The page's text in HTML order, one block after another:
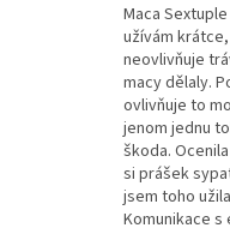
Maca
užívám
neovlivňuje
macy dělaly.
ovlivňuje to
jenom jednu
škoda.
si prášek
jsem toho
Komunikace s